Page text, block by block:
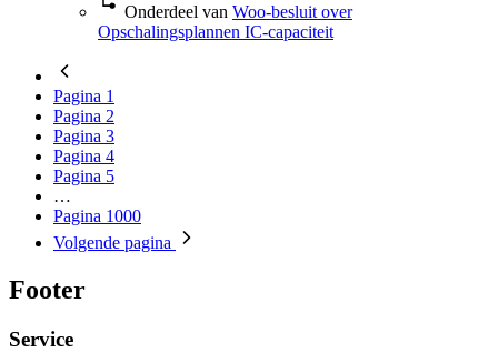
Onderdeel van Woo-besluit over
Opschalingsplannen IC-capaciteit
Pagina 1
Pagina 2
Pagina 3
Pagina 4
Pagina 5
…
Pagina 1000
Volgende pagina
Footer
Service